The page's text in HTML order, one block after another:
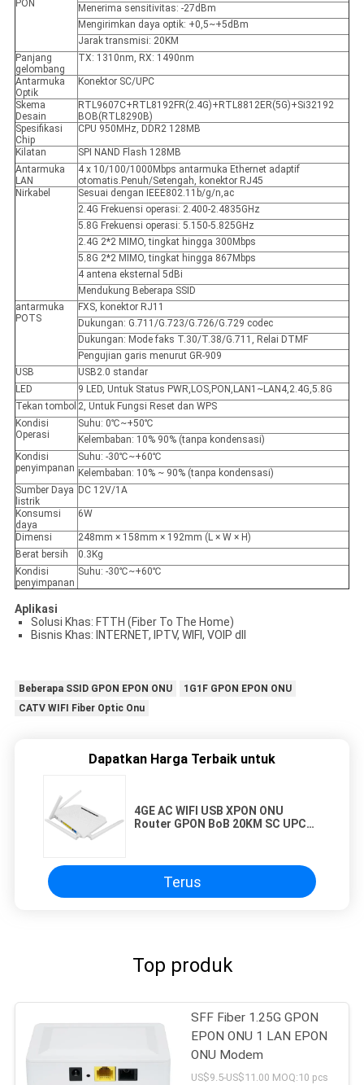
PON
Menerima sensitivitas: -27dBm
Mengirimkan daya optik: +0,5~+5dBm
Jarak transmisi: 20KM
Panjang
gelombang
TX: 1310nm, RX: 1490nm
Antarmuka
Optik
Konektor SC/UPC
Skema
Desain
RTL9607C+RTL8192FR(2.4G)+RTL8812ER(5G)+Si32192
BOB(RTL8290B)
Spesifikasi
Chip
CPU 950MHz, DDR2 128MB
Kilatan
SPI NAND Flash 128MB
Antarmuka
LAN
4 x 10/100/1000Mbps antarmuka Ethernet adaptif
otomatis.Penuh/Setengah, konektor RJ45
Nirkabel
Sesuai dengan IEEE802.11b/g/n,ac
2.4G Frekuensi operasi: 2.400-2.4835GHz
5.8G Frekuensi operasi: 5.150-5.825GHz
2.4G 2*2 MIMO, tingkat hingga 300Mbps
5.8G 2*2 MIMO, tingkat hingga 867Mbps
4 antena eksternal 5dBi
Mendukung Beberapa SSID
antarmuka
POTS
FXS, konektor RJ11
Dukungan: G.711/G.723/G.726/G.729 codec
Dukungan: Mode faks T.30/T.38/G.711, Relai DTMF
Pengujian garis menurut GR-909
USB
USB2.0 standar
LED
9 LED, Untuk Status PWR,LOS,PON,LAN1~LAN4,2.4G,5.8G
Tekan tombol 2, Untuk Fungsi Reset dan WPS
Kondisi
Operasi
Suhu: 0℃~+50℃
Kelembaban: 10% 90% (tanpa kondensasi)
Kondisi
penyimpanan
Suhu: -30℃~+60℃
Kelembaban: 10% ~ 90% (tanpa kondensasi)
Sumber Daya
listrik
DC 12V/1A
Konsumsi
daya
6W
Dimensi
248mm × 158mm × 192mm (L × W × H)
Berat bersih
0.3Kg
Kondisi
penyimpanan
Suhu: -30℃~+60℃
Aplikasi
Solusi Khas: FTTH (Fiber To The Home)
Bisnis Khas: INTERNET, IPTV, WIFI, VOIP dll
Beberapa SSID GPON EPON ONU
1G1F GPON EPON ONU
CATV WIFI Fiber Optic Onu
Dapatkan Harga Terbaik untuk
4GE AC WIFI USB XPON ONU
Router GPON BoB 20KM SC UPC
Terus
Top produk
SFF Fiber 1.25G GPON
EPON ONU 1 LAN EPON
ONU Modem
US$9.5-US$11.00 MOQ:10 pcs